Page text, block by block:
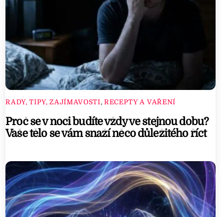
RADY, TIPY, ZAJÍMAVOSTI,RECEPTY A VAŘENÍ
Proč se v noci budíte vždy ve stejnou dobu?
Vaše tělo se vám snaží něco důležitého říct